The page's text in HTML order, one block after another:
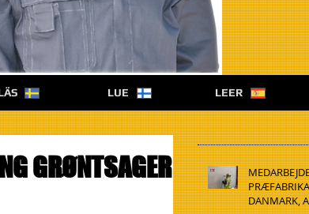
LUE LEER
GRØNTSAGER
DANMARK,